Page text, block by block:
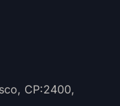
CP:2400,